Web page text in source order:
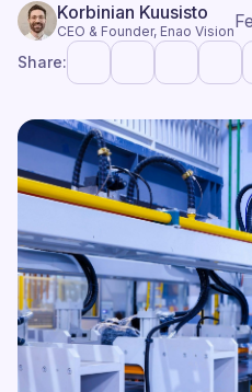
Korbinian Kuusisto
CEO & Founder, Enao Vision
Share: